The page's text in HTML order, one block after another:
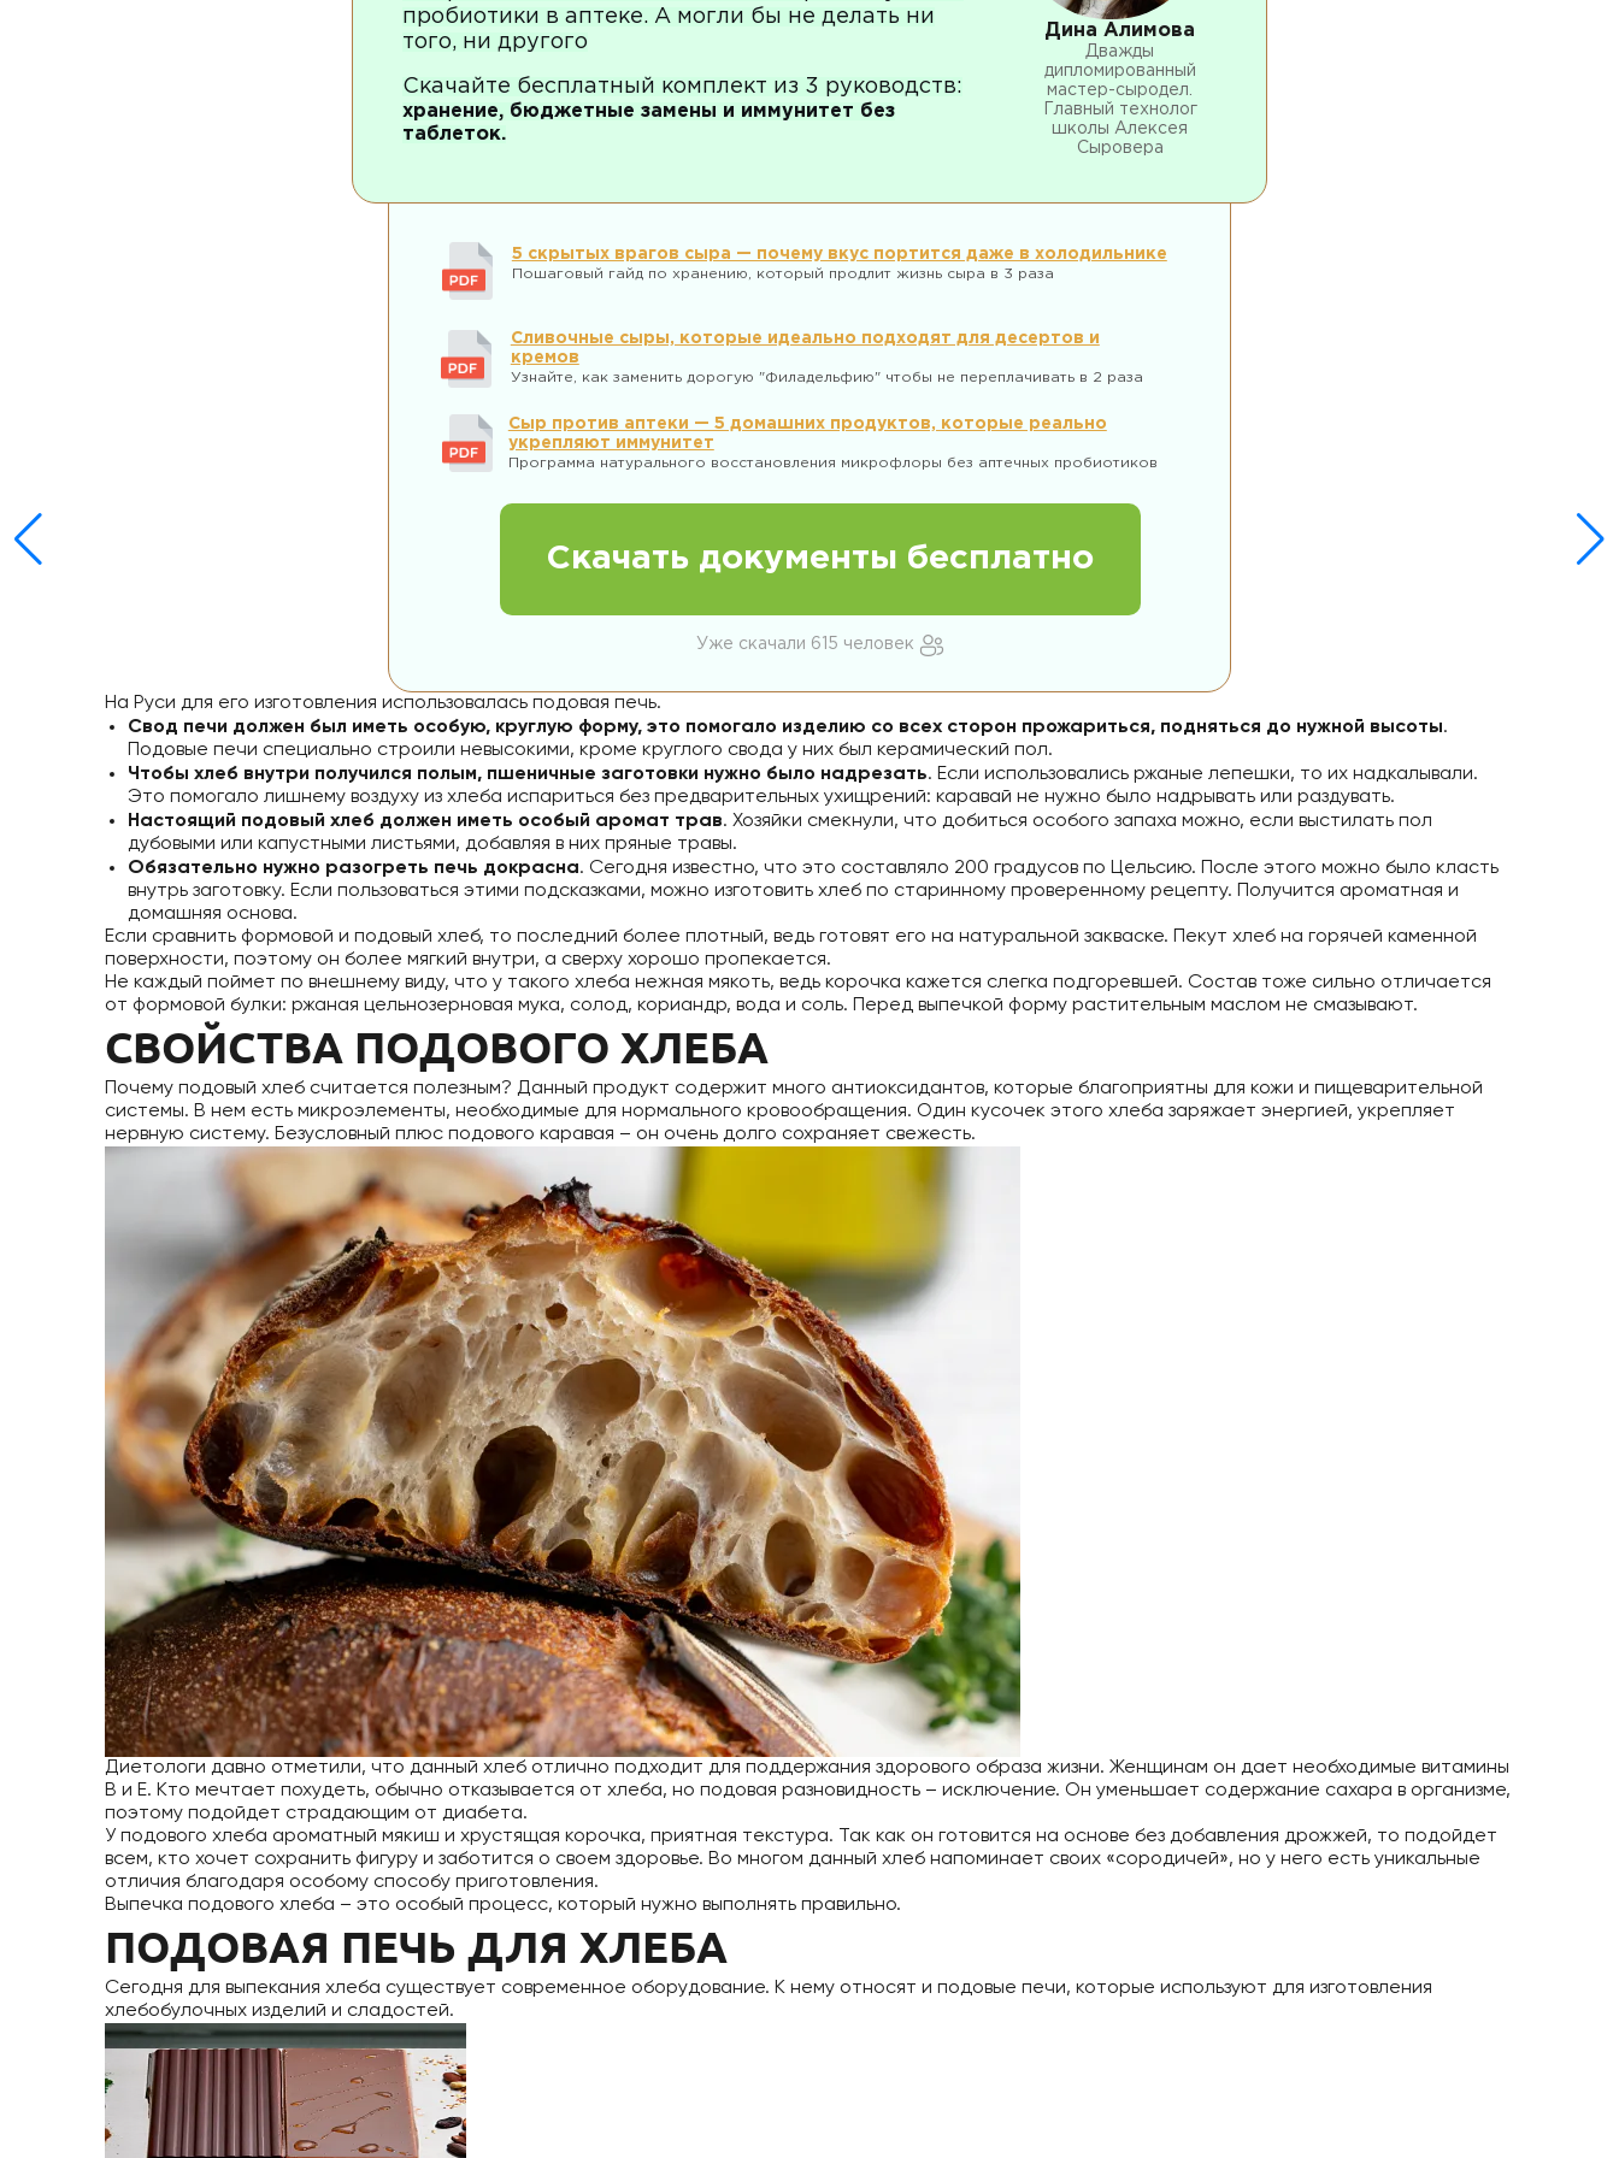
пробиотики в аптеке. А могли бы не делать ни
того, ни другого
Скачайте бесплатный комплект из 3 руководств:
хранение, бюджетные замены и иммунитет без
таблеток.
Дина Алимова
Дважды
дипломированный
мастер-сыродел.
Главный технолог
школы Алексея
Сыровера
5 скрытых врагов сыра — почему вкус портится даже в холодильнике
Пошаговый гайд по хранению, который продлит жизнь сыра в 3 раза
Сливочные сыры, которые идеально подходят для десертов и
кремов
Узнайте, как заменить дорогую "Филадельфию" чтобы не переплачивать в 2 раза
Сыр против аптеки — 5 домашних продуктов, которые реально
укрепляют иммунитет
Программа натурального восстановления микрофлоры без аптечных пробиотиков
Скачать документы бесплатно
Уже скачали 615 человек
На Руси для его изготовления использовалась подовая печь.
Свод печи должен был иметь особую, круглую форму, это помогало изделию со всех сторон прожариться, подняться до нужной высоты.
Подовые печи специально строили невысокими, кроме круглого свода у них был керамический пол.
Чтобы хлеб внутри получился полым, пшеничные заготовки нужно было надрезать. Если использовались ржаные лепешки, то их надкалывали.
Это помогало лишнему воздуху из хлеба испариться без предварительных ухищрений: каравай не нужно было надрывать или раздувать.
Настоящий подовый хлеб должен иметь особый аромат трав. Хозяйки смекнули, что добиться особого запаха можно, если выстилать пол
дубовыми или капустными листьями, добавляя в них пряные травы.
Обязательно нужно разогреть печь докрасна. Сегодня известно, что это составляло 200 градусов по Цельсию. После этого можно было класть
внутрь заготовку. Если пользоваться этими подсказками, можно изготовить хлеб по старинному проверенному рецепту. Получится ароматная и
домашняя основа.
Если сравнить формовой и подовый хлеб, то последний более плотный, ведь готовят его на натуральной закваске. Пекут хлеб на горячей каменной
поверхности, поэтому он более мягкий внутри, а сверху хорошо пропекается.
Не каждый поймет по внешнему виду, что у такого хлеба нежная мякоть, ведь корочка кажется слегка подгоревшей. Состав тоже сильно отличается
от формовой булки: ржаная цельнозерновая мука, солод, кориандр, вода и соль. Перед выпечкой форму растительным маслом не смазывают.
СВОЙСТВА ПОДОВОГО ХЛЕБА
Почему подовый хлеб считается полезным? Данный продукт содержит много антиоксидантов, которые благоприятны для кожи и пищеварительной
системы. В нем есть микроэлементы, необходимые для нормального кровообращения. Один кусочек этого хлеба заряжает энергией, укрепляет
нервную систему. Безусловный плюс подового каравая – он очень долго сохраняет свежесть.
Диетологи давно отметили, что данный хлеб отлично подходит для поддержания здорового образа жизни. Женщинам он дает необходимые витамины
В и Е. Кто мечтает похудеть, обычно отказывается от хлеба, но подовая разновидность – исключение. Он уменьшает содержание сахара в организме,
поэтому подойдет страдающим от диабета.
У подового хлеба ароматный мякиш и хрустящая корочка, приятная текстура. Так как он готовится на основе без добавления дрожжей, то подойдет
всем, кто хочет сохранить фигуру и заботится о своем здоровье. Во многом данный хлеб напоминает своих «сородичей», но у него есть уникальные
отличия благодаря особому способу приготовления.
Выпечка подового хлеба – это особый процесс, который нужно выполнять правильно.
ПОДОВАЯ ПЕЧЬ ДЛЯ ХЛЕБА
Сегодня для выпекания хлеба существует современное оборудование. К нему относят и подовые печи, которые используют для изготовления
хлебобулочных изделий и сладостей.